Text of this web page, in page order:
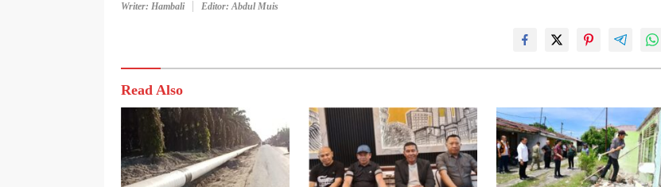
Writer: Hambali Editor: Abdul Muis
Read Also